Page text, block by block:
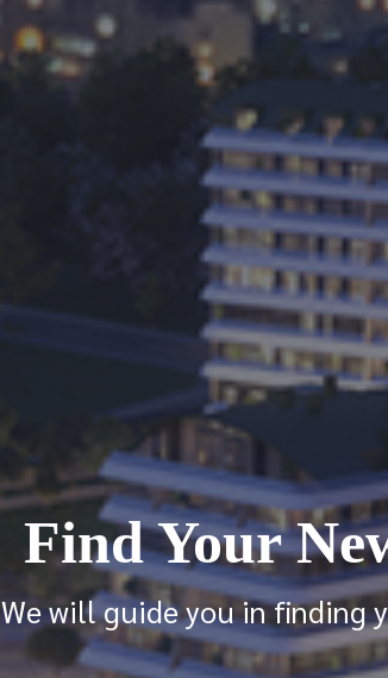
Find Your
We will guide you in finding